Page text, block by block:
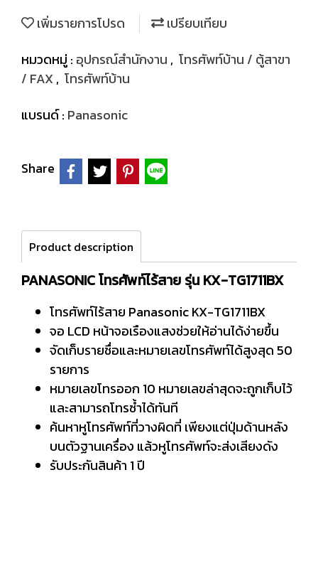
เพิ่มรายการโปรด
เปรียบเทียบ
หมวดหมู่ : อุปกรณ์สำนักงาน , โทรศัพท์บ้าน / ตู้สาขา
/ FAX , โทรศัพท์บ้าน
แบรนด์ : Panasonic
Share
Product description
PANASONIC โทรศัพท์ไร้สาย รุ่น KX-TG1711BX
โทรศัพท์ไร้สาย Panasonic KX-TG1711BX
จอ LCD หน้าจอเรืองแสงช่วยให้อ่านได้ง่ายขึ้น
จัดเก็บรายชื่อและหมายเลขโทรศัพท์ได้สูงสุด 50
รายการ
หมายเลขโทรออก 10 หมายเลขล่าสุดจะถูกเก็บไว้
และสามารถโทรซ้ำได้ทันที
ค้นหาหูโทรศัพท์ที่วางผิดที่ เพียงแต่ปุ่มด้านหลัง
บนตัวฐานเครื่อง แล้วหูโทรศัพท์จะส่งเสียงดัง
รับประกันสินค้า 1 ปี